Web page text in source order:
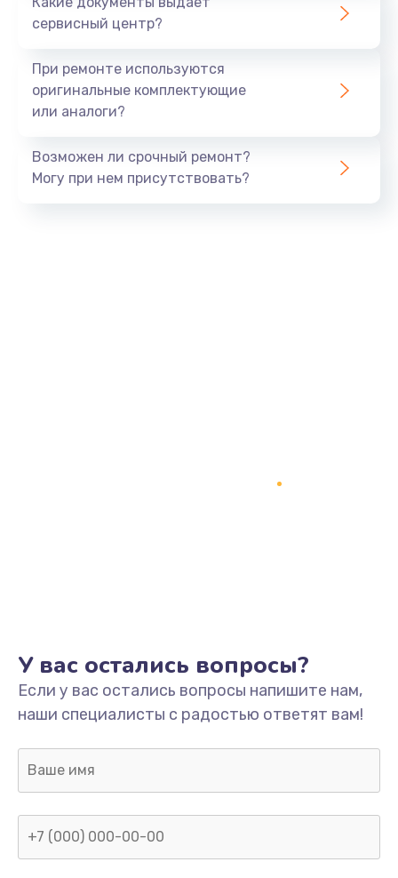
сервисный центр?
При ремонте используются
оригинальные комплектующие
или аналоги?
Возможен ли срочный ремонт?
Могу при нем присутствовать?
У вас остались вопросы?
Если у вас остались вопросы напишите нам,
наши специалисты с радостью ответят вам!